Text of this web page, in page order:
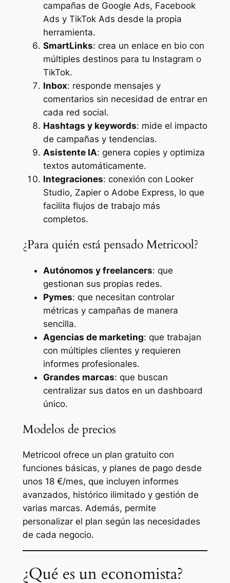
campañas de Google Ads, Facebook
Ads y TikTok Ads desde la propia
herramienta.
SmartLinks: crea un enlace en bio con
múltiples destinos para tu Instagram o
TikTok.
Inbox: responde mensajes y
comentarios sin necesidad de entrar en
cada red social.
Hashtags y keywords: mide el impacto
de campañas y tendencias.
Asistente IA: genera copies y optimiza
textos automáticamente.
Integraciones: conexión con Looker
Studio, Zapier o Adobe Express, lo que
facilita flujos de trabajo más
completos.
¿Para quién está pensado Metricool?
Autónomos y freelancers: que
gestionan sus propias redes.
Pymes: que necesitan controlar
métricas y campañas de manera
sencilla.
Agencias de marketing: que trabajan
con múltiples clientes y requieren
informes profesionales.
Grandes marcas: que buscan
centralizar sus datos en un dashboard
único.
Modelos de precios
Metricool ofrece un plan gratuito con
funciones básicas, y planes de pago desde
unos 18 €/mes, que incluyen informes
avanzados, histórico ilimitado y gestión de
varias marcas. Además, permite
personalizar el plan según las necesidades
de cada negocio.
¿Qué es un economista?